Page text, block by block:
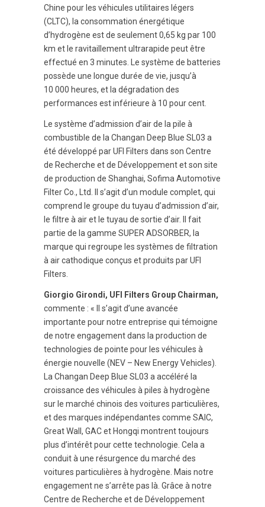
Chine pour les véhicules utilitaires légers
(CLTC), la consommation énergétique
d’hydrogène est de seulement 0,65 kg par 100
km et le ravitaillement ultrarapide peut être
effectué en 3 minutes. Le système de batteries
possède une longue durée de vie, jusqu’à
10 000 heures, et la dégradation des
performances est inférieure à 10 pour cent.
Le système d’admission d’air de la pile à
combustible de la Changan Deep Blue SL03 a
été développé par UFI Filters dans son Centre
de Recherche et de Développement et son site
de production de Shanghai, Sofima Automotive
Filter Co., Ltd. Il s’agit d’un module complet, qui
comprend le groupe du tuyau d’admission d’air,
le filtre à air et le tuyau de sortie d’air. Il fait
partie de la gamme SUPER ADSORBER, la
marque qui regroupe les systèmes de filtration
à air cathodique conçus et produits par UFI
Filters.
Giorgio Girondi, UFI Filters Group Chairman,
commente : « Il s’agit d’une avancée
importante pour notre entreprise qui témoigne
de notre engagement dans la production de
technologies de pointe pour les véhicules à
énergie nouvelle (NEV – New Energy Vehicles).
La Changan Deep Blue SL03 a accéléré la
croissance des véhicules à piles à hydrogène
sur le marché chinois des voitures particulières,
et des marques indépendantes comme SAIC,
Great Wall, GAC et Hongqi montrent toujours
plus d’intérêt pour cette technologie. Cela a
conduit à une résurgence du marché des
voitures particulières à hydrogène. Mais notre
engagement ne s’arrête pas là. Grâce à notre
Centre de Recherche et de Développement